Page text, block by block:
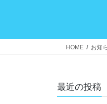
HOME お知
最近の投稿